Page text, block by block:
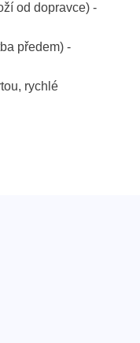
od dopravce) -
předem) -
rychlé